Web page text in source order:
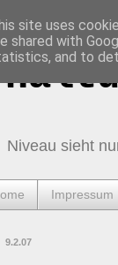
Niveau sieht
Impressum
9.2.07
site uses
shared with
and to